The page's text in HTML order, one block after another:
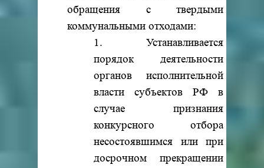
обращения с твердыми
коммунальными отходами:
1. Устанавливается
порядок деятельности
органов исполнительной
власти субъектов РФ в
случае признания
конкурсного отбора
несостоявшимся или при
досрочном прекращении